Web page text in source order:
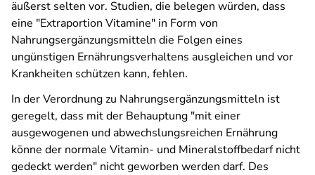
äußerst selten vor. Studien, die belegen würden, dass
eine "Extraportion Vitamine" in Form von
Nahrungsergänzungsmitteln die Folgen eines
ungünstigen Ernährungsverhaltens ausgleichen und vor
Krankheiten schützen kann, fehlen.
In der Verordnung zu Nahrungsergänzungsmitteln ist
geregelt, dass mit der Behauptung "mit einer
ausgewogenen und abwechslungsreichen Ernährung
könne der normale Vitamin- und Mineralstoff­bedarf nicht
gedeckt werden" nicht geworben werden darf. Des